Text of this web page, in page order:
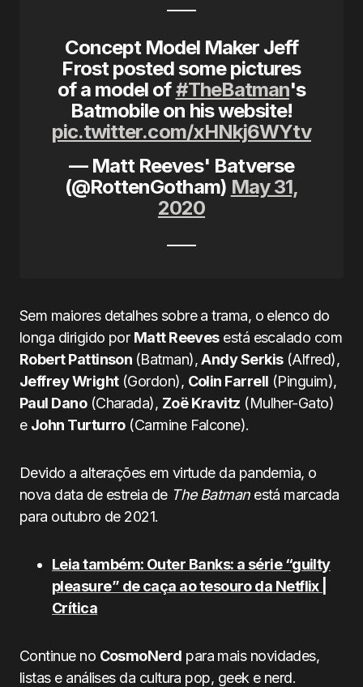
Concept Model Maker Jeff
Frost posted some pictures
of a model of#TheBatman's
Batmobile on his website!
pic.twitter.com/xHNkj6WYtv
— Matt Reeves' Batverse
(@RottenGotham) May 31,
2020
Sem maiores detalhes sobre a trama, o elenco do
longa dirigido por Matt Reevesestá escalado com
Robert Pattinson (Batman),Andy Serkis(Alfred),
Jeffrey Wright(Gordon), Colin Farrell (Pinguim),
Paul Dano(Charada), Zoë Kravitz (Mulher-Gato)
e John Turturro(Carmine Falcone).
Devido a alterações em virtude da pandemia, o
nova data de estreia de The Batmanestá marcada
para outubro de 2021.
Leia também: Outer Banks: a série “guilty
pleasure” de caça ao tesouro da Netflix |
Crítica
Continue no CosmoNerd para mais novidades,
listas e análises da cultura pop, geek e nerd.